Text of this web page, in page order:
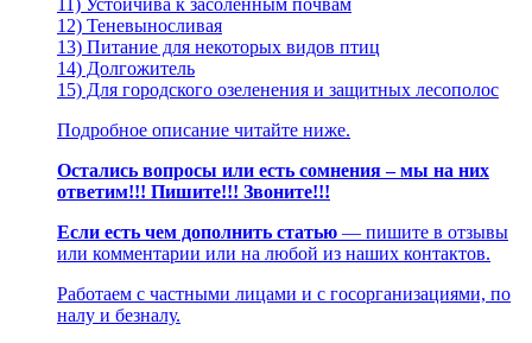
12) Теневыносливая
13) Питание для некоторых видов птиц
14) Долгожитель
15) Для городского озеленения и защитных лесополос
Подробное описание читайте ниже.
Остались вопросы или есть сомнения – мы на них
ответим!!! Пишите!!! Звоните!!!
Если есть чем дополнить статью — пишите в отзывы
или комментарии или на любой из наших контактов.
Работаем с частными лицами и с госорганизациями, по
налу и безналу.